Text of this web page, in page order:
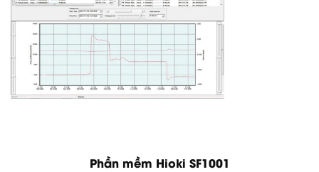
Phần mềm Hioki SF1001